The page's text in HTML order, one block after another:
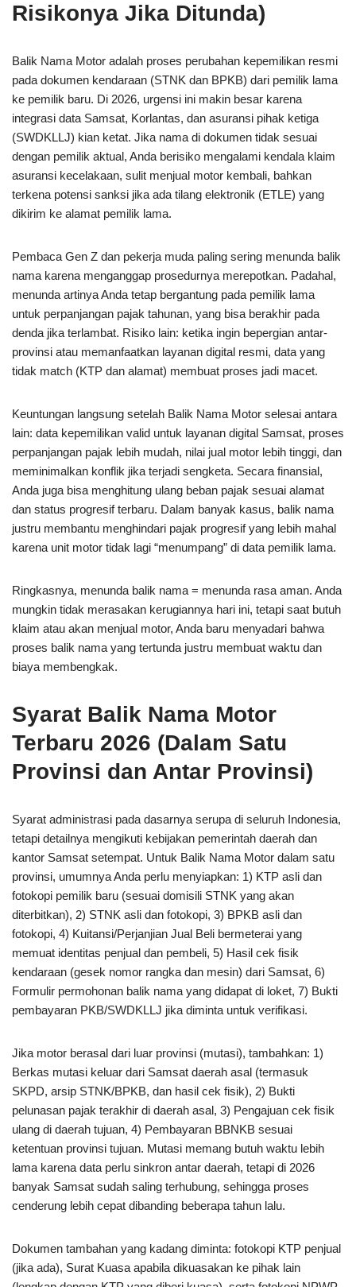
Risikonya Jika Ditunda)
Balik Nama Motor adalah proses perubahan kepemilikan resmi
pada dokumen kendaraan (STNK dan BPKB) dari pemilik lama
ke pemilik baru. Di 2026, urgensi ini makin besar karena
integrasi data Samsat, Korlantas, dan asuransi pihak ketiga
(SWDKLLJ) kian ketat. Jika nama di dokumen tidak sesuai
dengan pemilik aktual, Anda berisiko mengalami kendala klaim
asuransi kecelakaan, sulit menjual motor kembali, bahkan
terkena potensi sanksi jika ada tilang elektronik (ETLE) yang
dikirim ke alamat pemilik lama.
Pembaca Gen Z dan pekerja muda paling sering menunda balik
nama karena menganggap prosedurnya merepotkan. Padahal,
menunda artinya Anda tetap bergantung pada pemilik lama
untuk perpanjangan pajak tahunan, yang bisa berakhir pada
denda jika terlambat. Risiko lain: ketika ingin bepergian antar-
provinsi atau memanfaatkan layanan digital resmi, data yang
tidak match (KTP dan alamat) membuat proses jadi macet.
Keuntungan langsung setelah Balik Nama Motor selesai antara
lain: data kepemilikan valid untuk layanan digital Samsat, proses
perpanjangan pajak lebih mudah, nilai jual motor lebih tinggi, dan
meminimalkan konflik jika terjadi sengketa. Secara finansial,
Anda juga bisa menghitung ulang beban pajak sesuai alamat
dan status progresif terbaru. Dalam banyak kasus, balik nama
justru membantu menghindari pajak progresif yang lebih mahal
karena unit motor tidak lagi “menumpang” di data pemilik lama.
Ringkasnya, menunda balik nama = menunda rasa aman. Anda
mungkin tidak merasakan kerugiannya hari ini, tetapi saat butuh
klaim atau akan menjual motor, Anda baru menyadari bahwa
proses balik nama yang tertunda justru membuat waktu dan
biaya membengkak.
Syarat Balik Nama Motor
Terbaru 2026 (Dalam Satu
Provinsi dan Antar Provinsi)
Syarat administrasi pada dasarnya serupa di seluruh Indonesia,
tetapi detailnya mengikuti kebijakan pemerintah daerah dan
kantor Samsat setempat. Untuk Balik Nama Motor dalam satu
provinsi, umumnya Anda perlu menyiapkan: 1) KTP asli dan
fotokopi pemilik baru (sesuai domisili STNK yang akan
diterbitkan), 2) STNK asli dan fotokopi, 3) BPKB asli dan
fotokopi, 4) Kuitansi/Perjanjian Jual Beli bermeterai yang
memuat identitas penjual dan pembeli, 5) Hasil cek fisik
kendaraan (gesek nomor rangka dan mesin) dari Samsat, 6)
Formulir permohonan balik nama yang didapat di loket, 7) Bukti
pembayaran PKB/SWDKLLJ jika diminta untuk verifikasi.
Jika motor berasal dari luar provinsi (mutasi), tambahkan: 1)
Berkas mutasi keluar dari Samsat daerah asal (termasuk
SKPD, arsip STNK/BPKB, dan hasil cek fisik), 2) Bukti
pelunasan pajak terakhir di daerah asal, 3) Pengajuan cek fisik
ulang di daerah tujuan, 4) Pembayaran BBNKB sesuai
ketentuan provinsi tujuan. Mutasi memang butuh waktu lebih
lama karena data perlu sinkron antar daerah, tetapi di 2026
banyak Samsat sudah saling terhubung, sehingga proses
cenderung lebih cepat dibanding beberapa tahun lalu.
Dokumen tambahan yang kadang diminta: fotokopi KTP penjual
(jika ada), Surat Kuasa apabila dikuasakan ke pihak lain